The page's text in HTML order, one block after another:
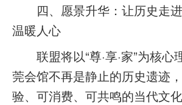
四、愿景升华：让历史走
温暖人心
联盟将以“尊·享·家”为核心
莞会馆不再是静止的历史遗迹
验、可消费、可共鸣的当代文